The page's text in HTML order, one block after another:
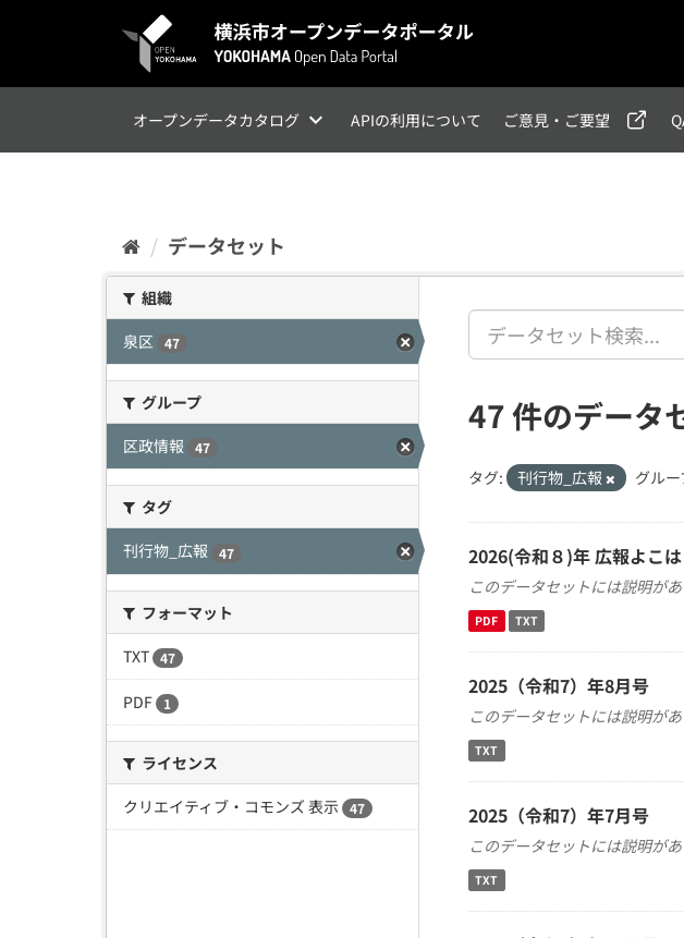
オープンデータカタログ APIの利用について ご意見・ご要望
データセット
組織
泉区 47
グループ
区政情報
47
タグ
刊行物_広報
47
フォーマット
TXT 47
PDF 1
ライセンス
クリエイティブ・コモンズ 表示 47
47 件のデータ
タグ: 刊行物_広報 グルー
2026(令和８)年 広報よこ
このデータセットには説明が
PDF TXT
2025（令和7）年8月号
このデータセットには説明が
TXT
2025（令和7）年7月号
このデータセットには説明が
TXT